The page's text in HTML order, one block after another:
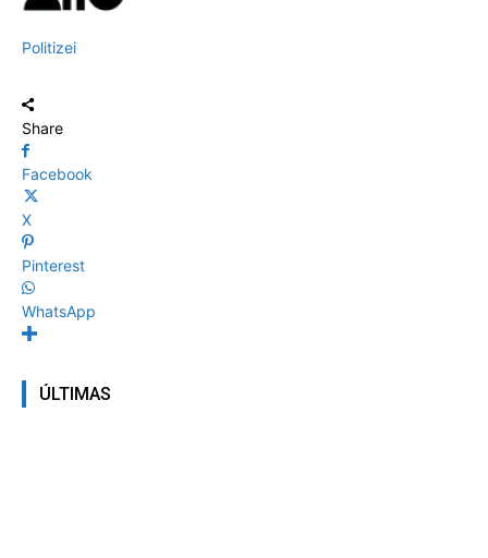
Politizei
Share
Facebook
X
Pinterest
WhatsApp
ÚLTIMAS